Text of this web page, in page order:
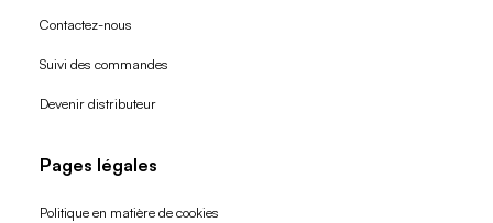
Contactez-nous
Suivi des commandes
Devenir distributeur
Pages légales
Politique en matière de cookies